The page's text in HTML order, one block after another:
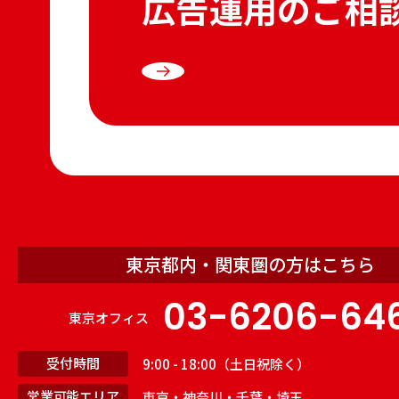
東京都内・関東圏の方はこちら
東京オフィス 03-6206-
受付時間
9:00 - 18:00（土日祝除く）